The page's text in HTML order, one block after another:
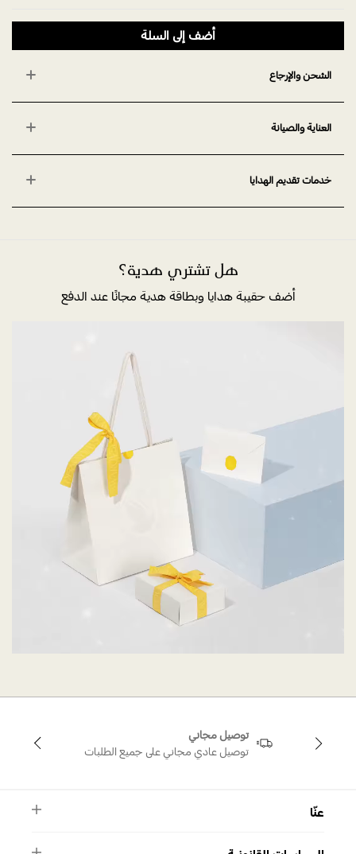
أضف إلى السلة
الشحن والإرجاع
العناية والصيانة
خدمات تقديم الهدايا
هل تشتري هدية؟
أضف حقيبة هدايا وبطاقة هدية مجانًا عند الدفع
توصيل مجاني
توصيل عادي مجاني على جميع الطلبات
عنّا